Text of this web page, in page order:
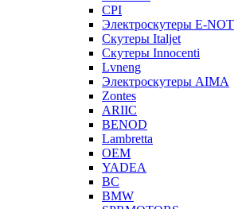
CPI
Электроскутеры E-NOT
Скутеры Italjet
Скутеры Innocenti
Lvneng
Электроскутеры AIMA
Zontes
ARIIC
BENOD
Lambretta
OEM
YADEA
BC
BMW